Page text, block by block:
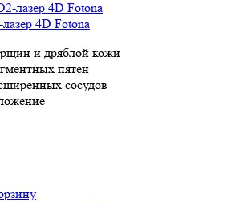
4D Fotona
и дряблой кожи
пятен
сосудов